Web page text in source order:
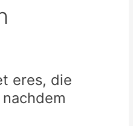
eres, die
nachdem